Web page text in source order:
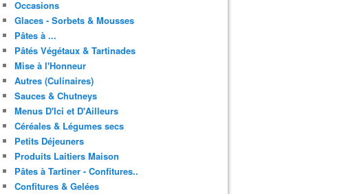
Occasions
Glaces - Sorbets & Mousses
Pâtes à ...
Pâtés Végétaux & Tartinades
Mise à l'Honneur
Autres (Culinaires)
Sauces & Chutneys
Menus D'Ici et D'Ailleurs
Céréales & Légumes secs
Petits Déjeuners
Produits Laitiers Maison
Pâtes à Tartiner - Confitures..
Confitures & Gelées